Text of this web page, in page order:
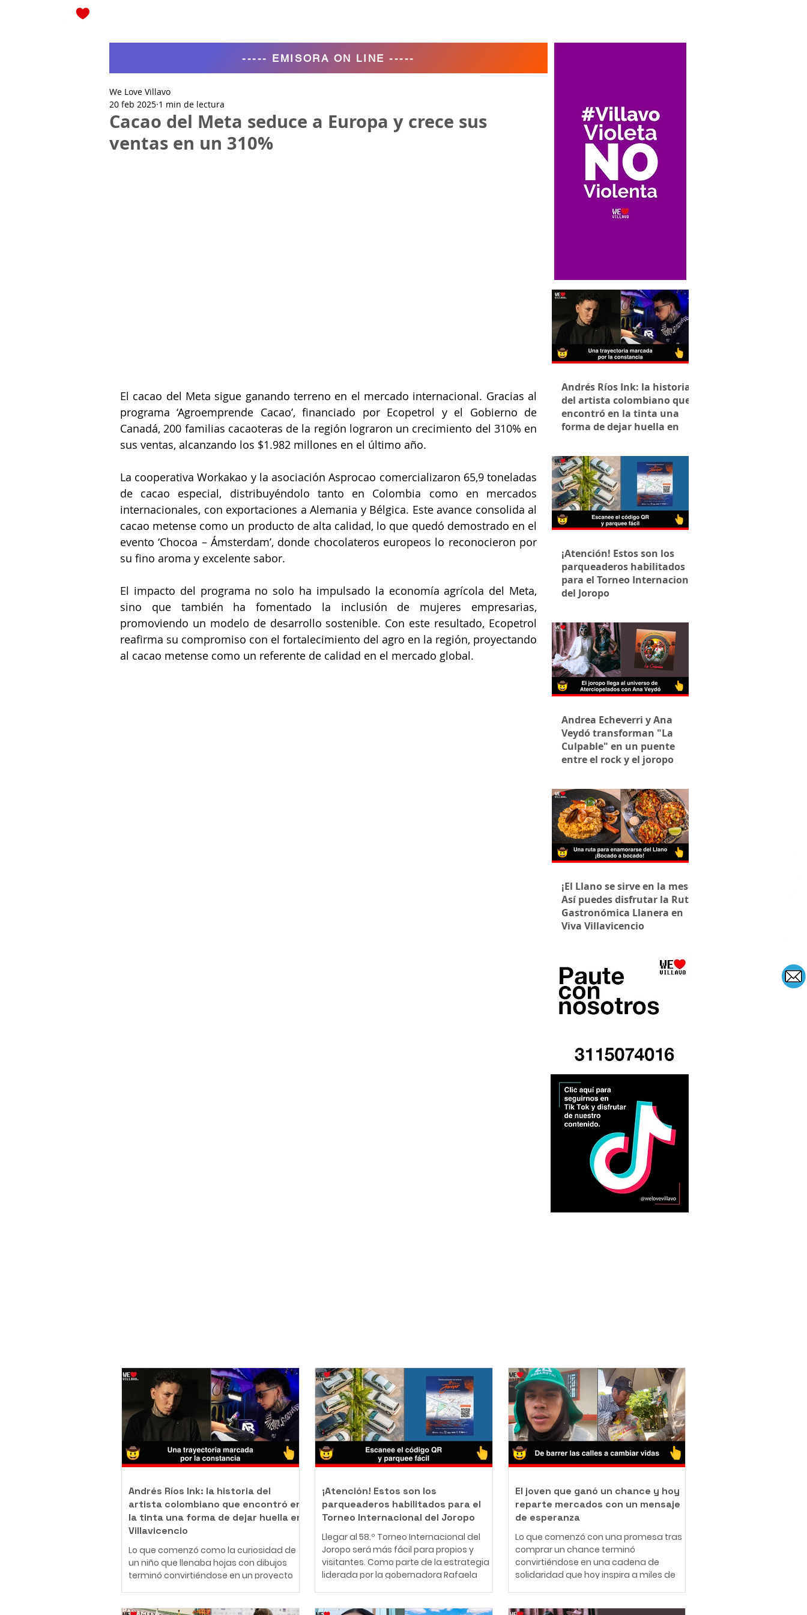
Cacao del Meta seduce a Europa y crece sus
ventas en un 310%
We Love Villavo
20 feb 2025 1 min de lectura
El cacao del Meta sigue ganando terreno en el mercado internacional. Gracias al
programa ‘Agroemprende Cacao’, financiado por Ecopetrol y el Gobierno de
Canadá, 200 familias cacaoteras de la región lograron un crecimiento del 310% en
sus ventas, alcanzando los $1.982 millones en el último año.
La cooperativa Workakao y la asociación Asprocao comercializaron 65,9 toneladas
de cacao especial, distribuyéndolo tanto en Colombia como en mercados
internacionales, con exportaciones a Alemania y Bélgica. Este avance consolida al
cacao metense como un producto de alta calidad, lo que quedó demostrado en el
evento ‘Chocoa – Ámsterdam’, donde chocolateros europeos lo reconocieron por
su fino aroma y excelente sabor.
El impacto del programa no solo ha impulsado la economía agrícola del Meta,
sino que también ha fomentado la inclusión de mujeres empresarias,
promoviendo un modelo de desarrollo sostenible. Con este resultado, Ecopetrol
reafirma su compromiso con el fortalecimiento del agro en la región, proyectando
al cacao metense como un referente de calidad en el mercado global.
----- EMISORA ON LINE -----
Andrés Ríos Ink: la historia
del artista colombiano que
encontró en la tinta una
forma de dejar huella en
¡Atención! Estos son los
parqueaderos habilitados
para el Torneo Internacional
del Joropo
Andrea Echeverri y Ana
Veydó transforman "La
Culpable" en un puente
entre el rock y el joropo
¡El Llano se sirve en la mesa!
Así puedes disfrutar la Ruta
Gastronómica Llanera en
Viva Villavicencio
Andrés Ríos Ink: la historia del
artista colombiano que encontró en
la tinta una forma de dejar huella en
Villavicencio
Lo que comenzó como la curiosidad de
un niño que llenaba hojas con dibujos
terminó convirtiéndose en un proyecto
¡Atención! Estos son los
parqueaderos habilitados para el
Torneo Internacional del Joropo
Llegar al 58.º Torneo Internacional del
Joropo será más fácil para propios y
visitantes. Como parte de la estrategia
liderada por la gobernadora Rafaela
fiesta cultural del Llano, la Gobernación
El joven que ganó un chance y hoy
reparte mercados con un mensaje
de esperanza
Lo que comenzó con una promesa tras
comprar un chance terminó
convirtiéndose en una cadena de
solidaridad que hoy inspira a miles de
conocido como "Panita", combina su